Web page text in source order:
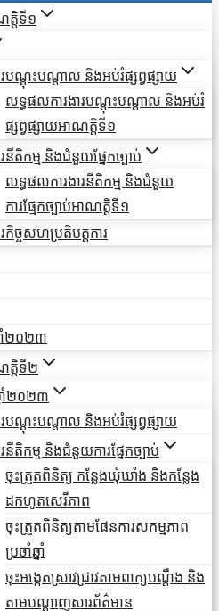
ត្តិទី១
របណ្តុះបណ្តាល និងអប់រំផ្សព្វផ្សាយ
លទ្ធផលការងារបណ្តុះបណ្តាល និងអប់រំ
ផ្សព្វផ្សាយអាណត្តិទី១
រនីតិកម្ម និងជំនួយផ្នែកច្បាប់
លទ្ធផលការងារនីតិកម្ម និងជំនួយ
ការផ្មែកច្បាប់អាណត្តិទី១
រកិច្ចសហប្រតិបត្តការ
ាំ២០២៣
ត្តិទី២
ាំ២០២៣
របណ្តុះបណ្តាល និងអប់រំផ្សព្វផ្សាយ
រនីតិកម្ម និងជំនួយការផ្នែកច្បាប់
ចុះត្រួតពិនិត្យ កន្លែងឃុំឃាំង និងកន្លែង
ដកហូតសេរីភាព
ចុះត្រួតពិនិត្យតាមផែនការសកម្មភាព
ប្រចាំឆ្នាំ
ចុះអង្កេតស្រាវជ្រាវតាមពាក្យបណ្តឹង និង
តាមបណ្តាញសារព័ត៌មាន